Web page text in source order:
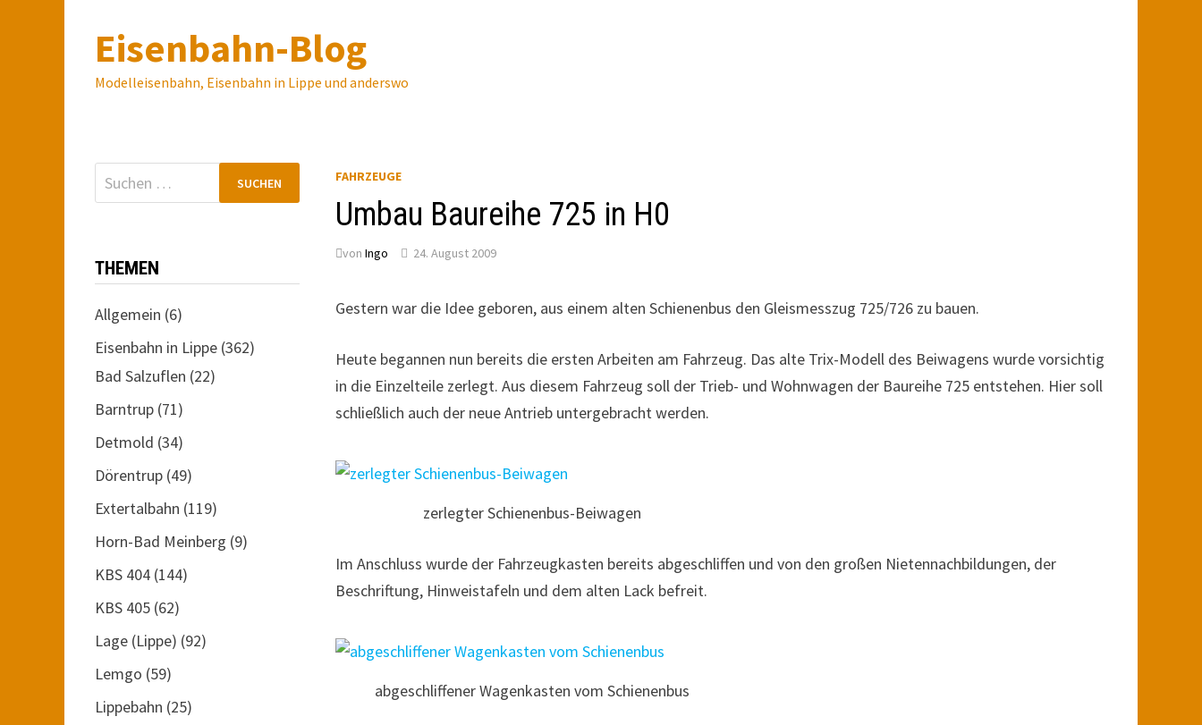
Inhalt
springenEisenbahn-Blog
Modelleisenbahn, Eisenbahn in Lippe und anderswo
FAHRZEUGE
Umbau Baureihe 725 in H0
vonIngo 24. August 2009
Gestern war die Idee geboren, aus einem alten Schienenbus den Gleismesszug 725/726 zu bauen.
Heute begannen nun bereits die ersten Arbeiten am Fahrzeug. Das alte Trix-Modell des Beiwagens wurde vorsichtig
in die Einzelteile zerlegt. Aus diesem Fahrzeug soll der Trieb- und Wohnwagen der Baureihe 725 entstehen. Hier soll
schließlich auch der neue Antrieb untergebracht werden.
zerlegter Schienenbus-Beiwagen
Im Anschluss wurde der Fahrzeugkasten bereits abgeschliffen und von den großen Nietennachbildungen, der
Beschriftung, Hinweistafeln und dem alten Lack befreit.
abgeschliffener Wagenkasten vom Schienenbus
Suchen
nach:
THEMEN
Allgemein (6)
Eisenbahn in Lippe (362)
Bad Salzuflen (22)
Barntrup (71)
Detmold (34)
Dörentrup (49)
Extertalbahn (119)
Horn-Bad Meinberg (9)
KBS 404 (144)
KBS 405 (62)
Lage (Lippe) (92)
Lemgo (59)
Lippebahn (25)